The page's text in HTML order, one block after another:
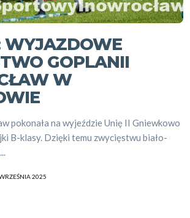
WYJAZDOWE
GOPLANII
W
pokonała na wyjeździe Unię II Gniewkowo
B-klasy. Dzięki temu zwycięstwu biało-
2025